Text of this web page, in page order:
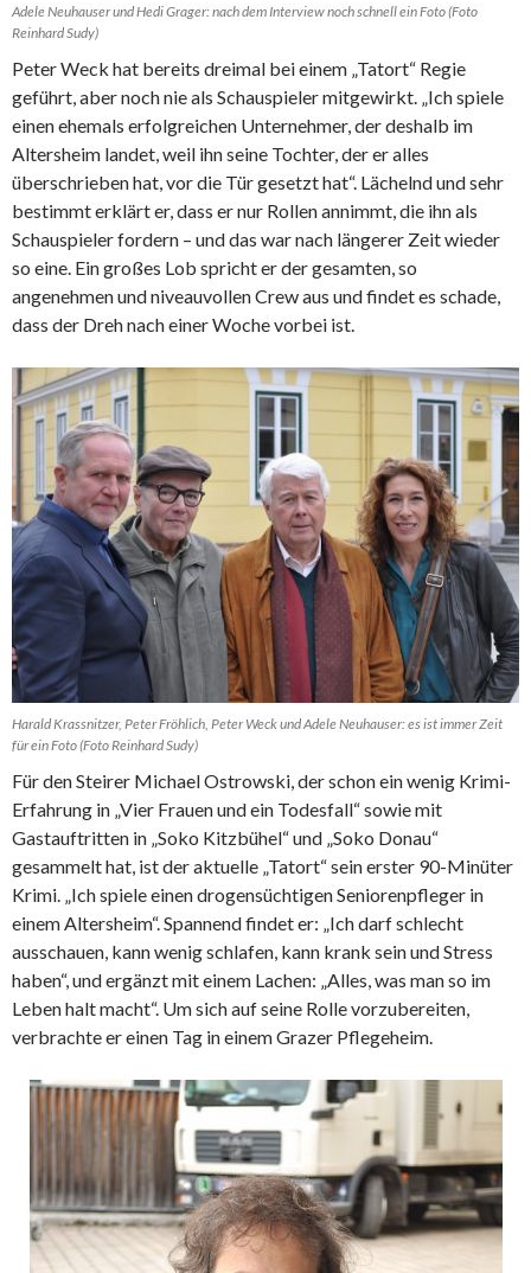
Adele Neuhauser und Hedi Grager: nach dem Interview noch schnell ein Foto (Foto
Reinhard Sudy)
Peter Weck hat bereits dreimal bei einem „Tatort“ Regie
geführt, aber noch nie als Schauspieler mitgewirkt. „Ich spiele
einen ehemals erfolgreichen Unternehmer, der deshalb im
Altersheim landet, weil ihn seine Tochter, der er alles
überschrieben hat, vor die Tür gesetzt hat“. Lächelnd und sehr
bestimmt erklärt er, dass er nur Rollen annimmt, die ihn als
Schauspieler fordern – und das war nach längerer Zeit wieder
so eine. Ein großes Lob spricht er der gesamten, so
angenehmen und niveauvollen Crew aus und findet es schade,
dass der Dreh nach einer Woche vorbei ist.
Harald Krassnitzer, Peter Fröhlich, Peter Weck und Adele Neuhauser: es ist immer Zeit
für ein Foto (Foto Reinhard Sudy)
Für den Steirer Michael Ostrowski, der schon ein wenig Krimi-
Erfahrung in „Vier Frauen und ein Todesfall“ sowie mit
Gastauftritten in „Soko Kitzbühel“ und „Soko Donau“
gesammelt hat, ist der aktuelle „Tatort“ sein erster 90-Minüter
Krimi. „Ich spiele einen drogensüchtigen Seniorenpfleger in
einem Altersheim“. Spannend findet er: „Ich darf schlecht
ausschauen, kann wenig schlafen, kann krank sein und Stress
haben“, und ergänzt mit einem Lachen: „Alles, was man so im
Leben halt macht“. Um sich auf seine Rolle vorzubereiten,
verbrachte er einen Tag in einem Grazer Pflegeheim.